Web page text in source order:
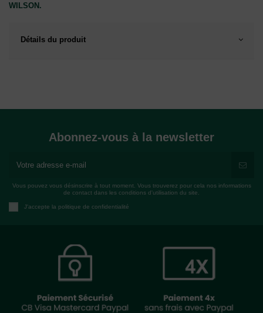
WILSON.
Détails du produit
Abonnez-vous à la newsletter
Vous pouvez vous désinscrire à tout moment. Vous trouverez pour cela nos informations
de contact dans les conditions d'utilisation du site.
J'accepte la politique de confidentialité